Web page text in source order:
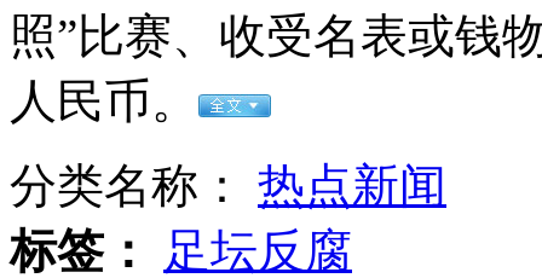
山西运城恶犬咬伤多人 警民合力深夜将其击毙
照”比赛、收受名表或钱
人民币。
分类名称： 热点新闻
标签：
足坛反腐